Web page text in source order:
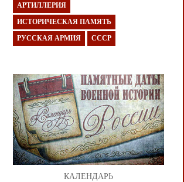
АРТИЛЛЕРИЯ
ИСТОРИЧЕСКАЯ ПАМЯТЬ
РУССКАЯ АРМИЯ СССР
КАЛЕНДАРЬ